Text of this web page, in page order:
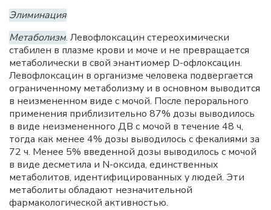
Элиминация
Метаболизм. Левофлоксацин стереохимически
стабилен в плазме крови и моче и не превращается
метаболически в свой энантиомер D-офлоксацин.
Левофлоксацин в организме человека подвергается
ограниченному метаболизму и в основном выводится
в неизмененном виде с мочой. После перорального
применения приблизительно 87% дозы выводилось
в виде неизмененного ДВ с мочой в течение 48 ч,
тогда как менее 4% дозы выводилось с фекалиями за
72 ч. Менее 5% введенной дозы выводилось с мочой
в виде десметила и N-оксида, единственных
метаболитов, идентифицированных у людей. Эти
метаболиты обладают незначительной
фармакологической активностью.